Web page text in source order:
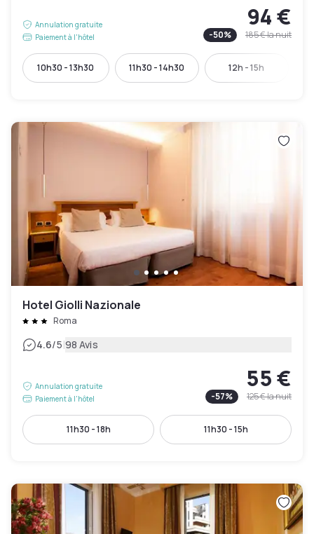
Annulation gratuite
Paiement à l'hôtel
94 €
-50% 185 €la nuit
10h30 - 13h30 11h30 - 14h30 12h - 15h
Hotel Giolli Nazionale
Roma
4.6/5|98 Avis
Annulation gratuite
Paiement à l'hôtel
55 €
-57% 125 €la nuit
11h30 - 18h 11h30 - 15h